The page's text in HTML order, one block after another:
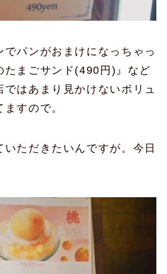
でパンがおまけになっちゃっ
たまごサンド(490円)』など
ではあまり見かけないボリュ
すので。
いただきたいんですが。今日